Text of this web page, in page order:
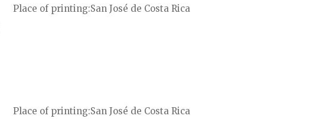
Place of printing San José de Costa Rica
Place of printing San José de Costa Rica